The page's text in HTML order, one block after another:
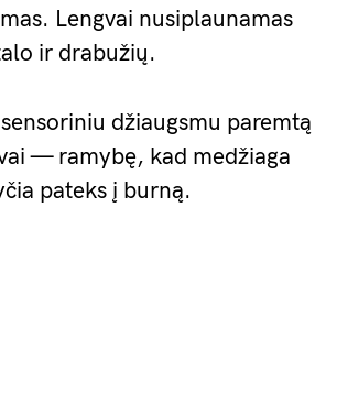
Lengvai nusiplaunamas
ir drabužių.
džiaugsmu paremtą
— ramybę, kad medžiaga
pateks į burną.